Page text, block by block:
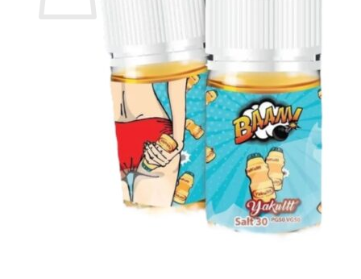
お買い物カゴに商品がありません。
ショップに戻る